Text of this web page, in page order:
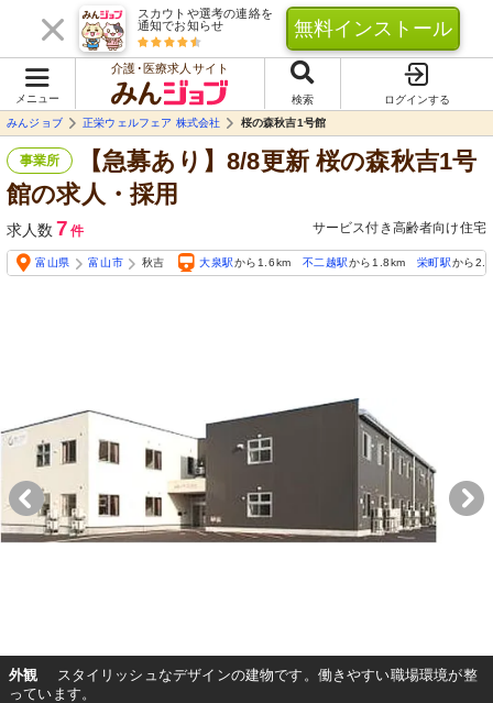
スカウトや選考の連絡を
通知でお知らせ
無料インストール
メニュー
介護･医療求人サイト
検索
ログインする
みんジョブ
正栄ウェルフェア 株式会社 桜の森秋吉1号館
事業所
【急募あり】8/8更新 桜の森秋吉1号
館の求人・採用
求人数 7 件 サービス付き高齢者向け住宅
富山県 富山市 秋吉 大泉駅から1.6km 不二越駅から1.8km 栄町駅から
外観
スタイリッシュなデザインの建物です。働きやすい職場環境が整
っています。